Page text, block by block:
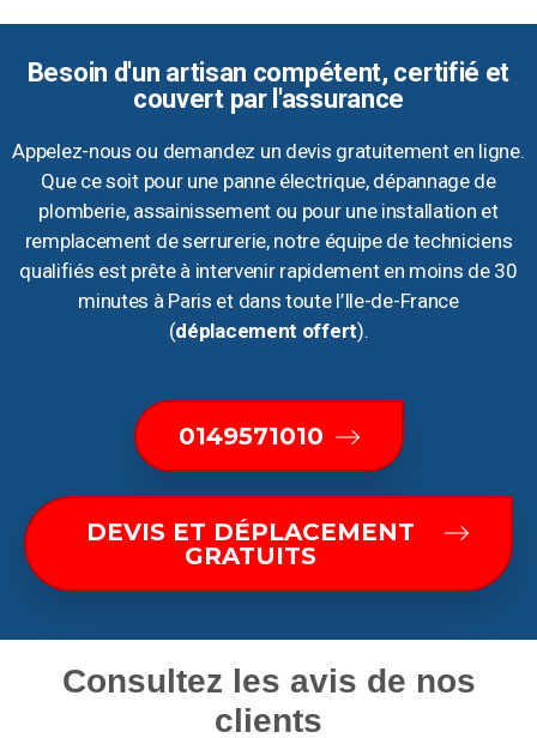
Besoin d'un artisan compétent, certifié et
couvert par l'assurance
Appelez-nous ou demandez un devis gratuitement en ligne.
Que ce soit pour une panne électrique, dépannage de
plomberie, assainissement ou pour une installation et
remplacement de serrurerie, notre équipe de techniciens
qualifiés est prête à intervenir rapidement en moins de 30
minutes à Paris et dans toute l’Ile-de-France
(déplacement offert).
0149571010
DEVIS ET DÉPLACEMENT
GRATUITS
Consultez les avis de nos
clients